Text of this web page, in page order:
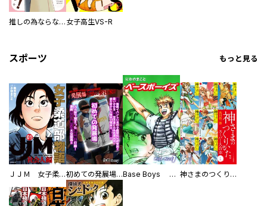
推しの為ならなんでもします！ 女子高生VS-R
スポーツ もっと見る
ＪＪＭ 女子柔道部物語 社会人編 初めての発展場 【白抜き修正版】 Base Boys 新装版 神さまのつくりかた。スーパー大合本